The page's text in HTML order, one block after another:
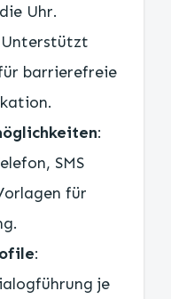
Uhr.
barrierefreie
:
SMS
für
:
je